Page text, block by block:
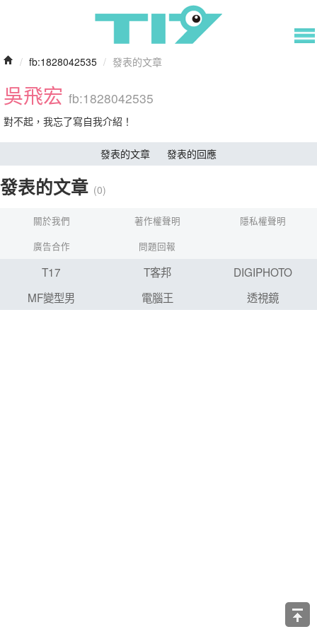
/ fb:1828042535 / 發表的文章
吳飛宏 fb:1828042535
對不起，我忘了寫自我介紹！
發表的文章 發表的回應
發表的文章 (0)
關於我們 著作權聲明
隱私權聲明
廣告合作
問題回報
T17 T客邦
DIGIPHOTO
MF變型男
電腦王 透視鏡